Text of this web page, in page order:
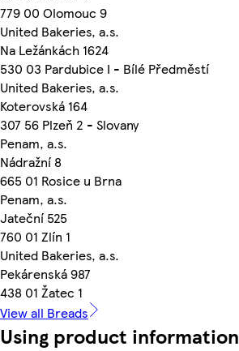
779 00 Olomouc 9
United Bakeries, a.s.
Na Ležánkách 1624
530 03 Pardubice I - Bílé Předměstí
United Bakeries, a.s.
Koterovská 164
307 56 Plzeň 2 - Slovany
Penam, a.s.
Nádražní 8
665 01 Rosice u Brna
Penam, a.s.
Jateční 525
760 01 Zlín 1
United Bakeries, a.s.
Pekárenská 987
438 01 Žatec 1
View all Breads
Using product information